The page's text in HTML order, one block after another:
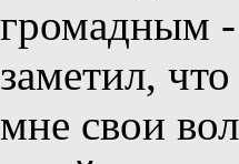
громадным
заметил,
мне свои